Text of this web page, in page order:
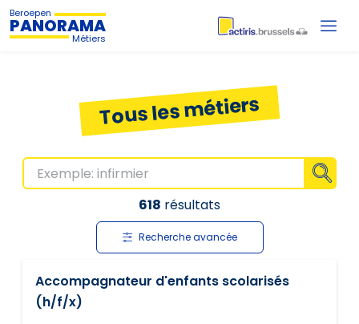
Beroepen
PANORAMA
Métiers
Tous les métiers
Recherche avancée
618 résultats
Accompagnateur d'enfants scolarisés
(h/f/x)